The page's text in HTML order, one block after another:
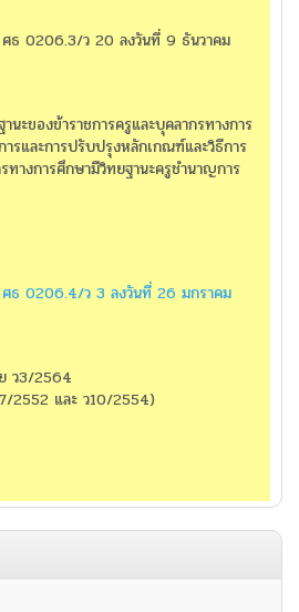
ธ 0206.3/ว 20 ลงวันที่ 9 ธันวาคม
นะของข้าราชการครูและบุคลากรทางการ
รและการปรับปรุงหลักเกณฑ์และวิธีการ
ทางการศึกษามีวิทยฐานะครูชำนาญการ
ธ 0206.4/ว 3 ลงวันที่ 26 มกราคม
ว3/2564
2552 และ ว10/2554)